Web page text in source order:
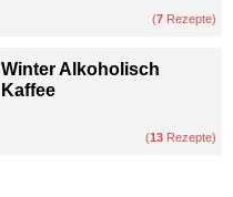
(7 Rezepte)
Winter Alkoholisch
Kaffee
(13 Rezepte)